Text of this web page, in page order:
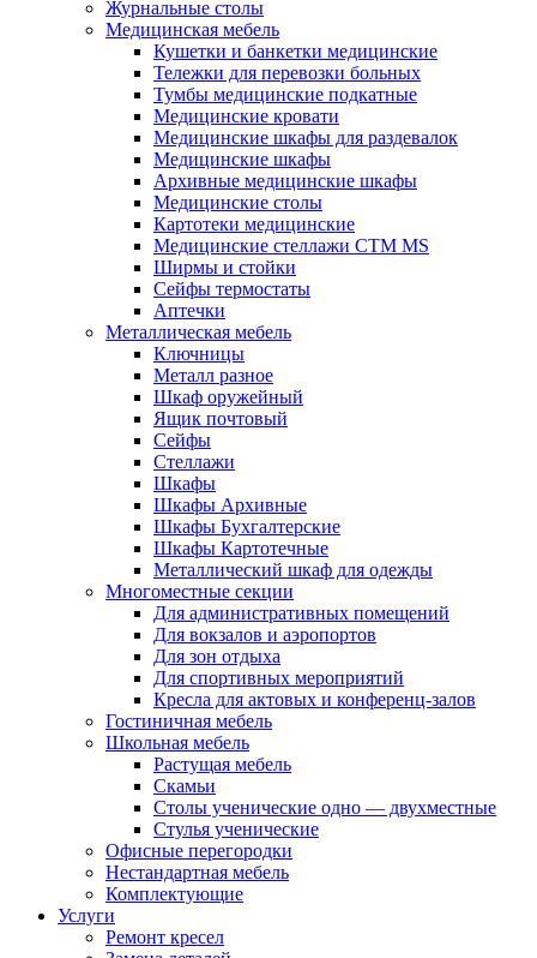
Журнальные столы
Медицинская мебель
Кушетки и банкетки медицинские
Тележки для перевозки больных
Тумбы медицинские подкатные
Медицинские кровати
Медицинские шкафы для раздевалок
Медицинские шкафы
Архивные медицинские шкафы
Медицинские столы
Картотеки медицинские
Медицинские стеллажи CTM MS
Ширмы и стойки
Сейфы термостаты
Аптечки
Металлическая мебель
Ключницы
Металл разное
Шкаф оружейный
Ящик почтовый
Сейфы
Стеллажи
Шкафы
Шкафы Архивные
Шкафы Бухгалтерские
Шкафы Картотечные
Металлический шкаф для одежды
Многоместные секции
Для административных помещений
Для вокзалов и аэропортов
Для зон отдыха
Для спортивных мероприятий
Кресла для актовых и конференц-залов
Гостиничная мебель
Школьная мебель
Растущая мебель
Скамьи
Столы ученические одно — двухместные
Стулья ученические
Офисные перегородки
Нестандартная мебель
Комплектующие
Услуги
Ремонт кресел